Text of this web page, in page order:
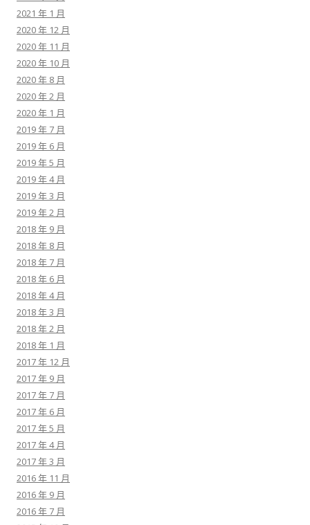
2021 年 1 月
2020 年 12 月
2020 年 11 月
2020 年 10 月
2020 年 8 月
2020 年 2 月
2020 年 1 月
2019 年 7 月
2019 年 6 月
2019 年 5 月
2019 年 4 月
2019 年 3 月
2019 年 2 月
2018 年 9 月
2018 年 8 月
2018 年 7 月
2018 年 6 月
2018 年 4 月
2018 年 3 月
2018 年 2 月
2018 年 1 月
2017 年 12 月
2017 年 9 月
2017 年 7 月
2017 年 6 月
2017 年 5 月
2017 年 4 月
2017 年 3 月
2016 年 11 月
2016 年 9 月
2016 年 7 月